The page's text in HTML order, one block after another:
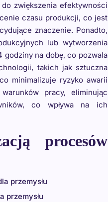
zwiększenia efektywności
czasu produkcji, co jest
znaczenie. Ponadto,
lub wytworzenia
na dobę, co pozwala
takich jak sztuczna
minimalizuje ryzyko awarii
pracy, eliminując
co wpływa na ich
procesów
przemysłu